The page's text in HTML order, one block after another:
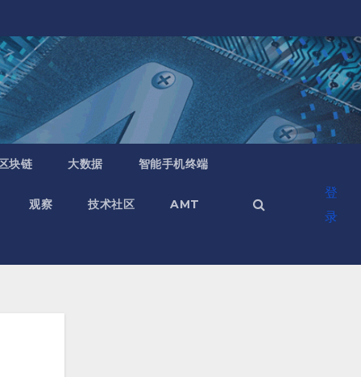
块链 大数据 智能手机终端
观察 技术社区 AMT
登
录